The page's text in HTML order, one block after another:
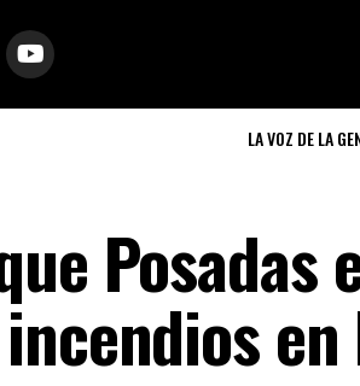
LA VOZ DE LA
Posadas
en